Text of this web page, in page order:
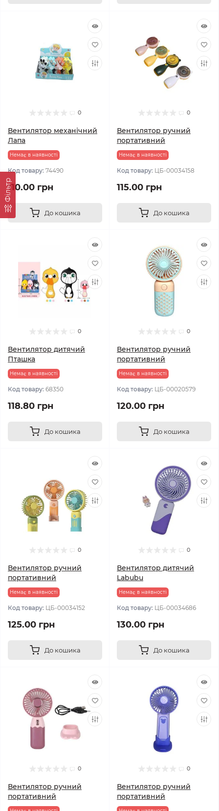
Фільтр
0
Вентилятор механічний
Лапа
Немає в наявності
Код товару: 74490
110.00 грн
До кошика
0
Вентилятор ручний
портативний
Немає в наявності
Код товару: ЦБ-00034158
115.00 грн
До кошика
0
Вентилятор дитячий
Пташка
Немає в наявності
Код товару: 68350
118.80 грн
До кошика
0
Вентилятор ручний
портативний
Немає в наявності
Код товару: ЦБ-00020579
120.00 грн
До кошика
0
Вентилятор ручний
портативний
Немає в наявності
Код товару: ЦБ-00034152
125.00 грн
До кошика
0
Вентилятор дитячий
Labubu
Немає в наявності
Код товару: ЦБ-00034686
130.00 грн
До кошика
0
Вентилятор ручний
портативний
0
Вентилятор ручний
портативний